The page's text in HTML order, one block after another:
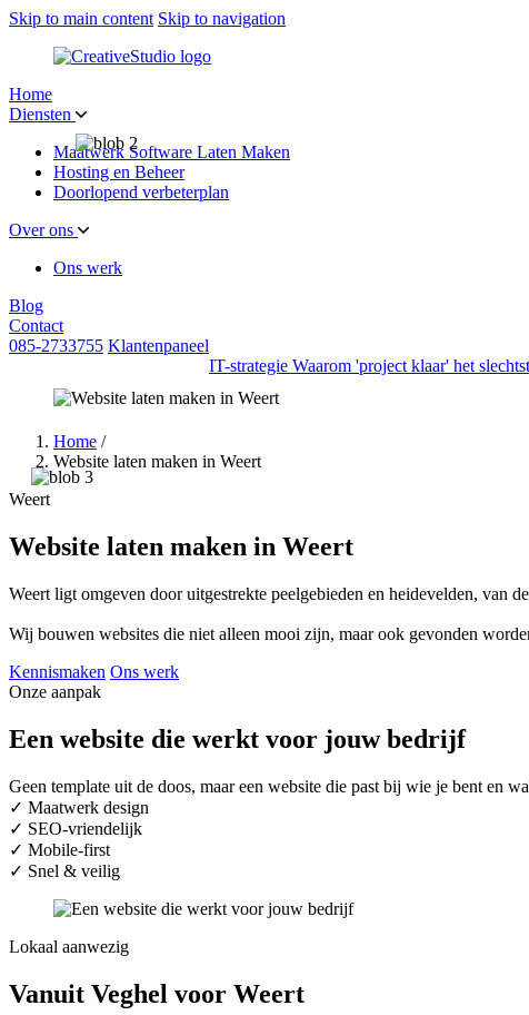
Skip to main content Skip to navigation
Home
Diensten
Maatwerk Software Laten Maken
Hosting en Beheer
Doorlopend verbeterplan
Over ons
Ons werk
Blog
Contact
085-2733755 Klantenpaneel
IT-strategie Waarom 'project klaar' het
Home /
Website laten maken in Weert
Weert
Website laten maken in Weert
Weert ligt omgeven door uitgestrekte peelgebieden en heidevelden, van
Wij bouwen websites die niet alleen mooi zijn, maar ook gevonden
Kennismaken Ons werk
Onze aanpak
Een website die werkt voor jouw bedrijf
Geen template uit de doos, maar een website die past bij wie je bent en
✓ Maatwerk design
✓ SEO-vriendelijk
✓ Mobile-first
✓ Snel & veilig
Lokaal aanwezig
Vanuit Veghel voor Weert